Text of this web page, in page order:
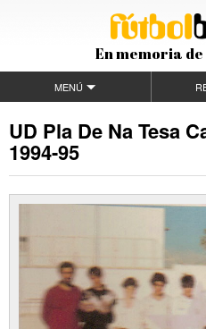
En memoria
MENÚ
UD Pla De Na Tesa
1994-95